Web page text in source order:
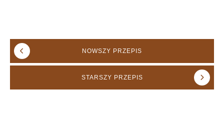
NOWSZY PRZEPIS
STARSZY PRZEPIS